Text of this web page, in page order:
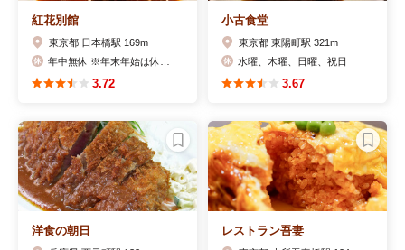
紅花別館
東京都 日本橋駅 169m
3.72
小古食堂
東京都 東陽町駅 321m
水曜、木曜、日曜、祝日
3.67
洋食の朝日 レストラン吾妻